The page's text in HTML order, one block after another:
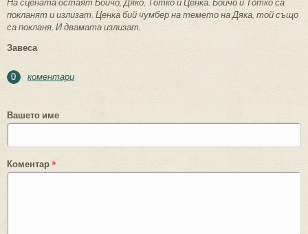
покланят и излизат. Ценка бий чумбер на темето на Дяка, той също
са покланя. И двамата излизат.
Завеса
0 коментари
Вашето име
Коментар*